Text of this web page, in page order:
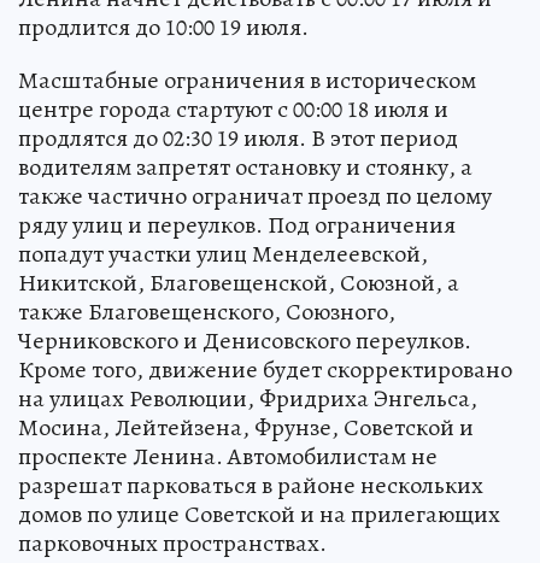
Центрального и Советского округов введут
транспорта. Запрет на парковку на площади
Ленина начнет действовать с 00:00 17 июля и
продлится до 10:00 19 июля.
Масштабные ограничения в историческом
центре города стартуют с 00:00 18 июля и
продлятся до 02:30 19 июля. В этот период
водителям запретят остановку и стоянку, а
также частично ограничат проезд по целому
ряду улиц и переулков. Под ограничения
попадут участки улиц Менделеевской,
Никитской, Благовещенской, Союзной, а
также Благовещенского, Союзного,
Черниковского и Денисовского переулков.
Кроме того, движение будет скорректировано
на улицах Революции, Фридриха Энгельса,
Мосина, Лейтейзена, Фрунзе, Советской и